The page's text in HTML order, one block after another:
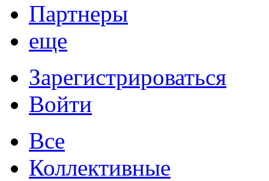
Партнеры
еще
Зарегистрироваться
Войти
Все
Коллективные